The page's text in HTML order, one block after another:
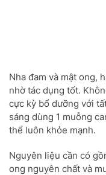
Nha đam và mật ong,
nhờ tác dụng tốt.
cực kỳ bổ dưỡng với
sáng dùng 1 muỗng
thể luôn khỏe mạnh.
Nguyên liệu cần có
ong nguyên chất và